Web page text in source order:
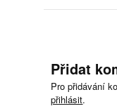
Přidat
Pro přidávání
přihlásit.